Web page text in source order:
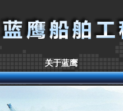
关于蓝鹰